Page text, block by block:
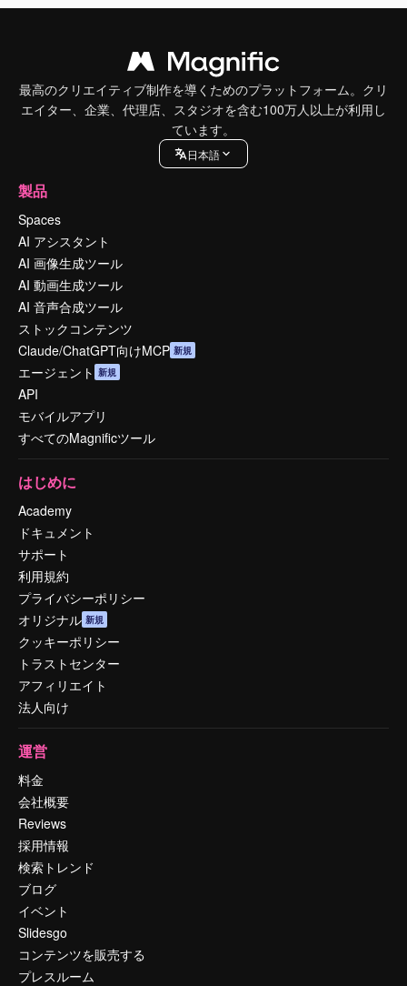
最高のクリエイティブ制作を導くためのプラットフォーム。クリ
エイター、企業、代理店、スタジオを含む100万人以上が利用し
ています。
日本語
製品
Spaces
AI アシスタント
AI 画像生成ツール
AI 動画生成ツール
AI 音声合成ツール
ストックコンテンツ
Claude/ChatGPT向けMCP 新規
エージェント 新規
API
モバイルアプリ
すべてのMagnificツール
はじめに
Academy
ドキュメント
サポート
利用規約
プライバシーポリシー
オリジナル 新規
クッキーポリシー
トラストセンター
アフィリエイト
法人向け
運営
料金
会社概要
Reviews
採用情報
検索トレンド
ブログ
イベント
Slidesgo
コンテンツを販売する
プレスルーム